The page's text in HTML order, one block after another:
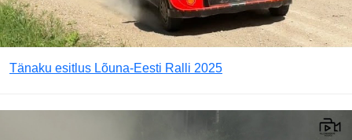
Tänaku esitlus Lõuna-Eesti Ralli 2025